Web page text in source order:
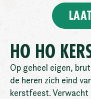
HO HO
Op geheel eigen,
de heren zich eind
kerstfeest. Verwacht